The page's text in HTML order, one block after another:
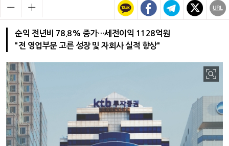
순익 전년비 78.8% 증가…세전이익 1128억원
"전 영업부문 고른 성장 및 자회사 실적 향상"